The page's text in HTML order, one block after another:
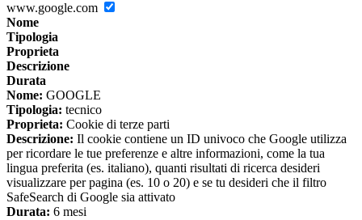
www.google.com
Nome
Tipologia
Proprieta
Descrizione
Durata
Nome: GOOGLE
Tipologia: tecnico
Proprieta: Cookie di terze parti
Descrizione: Il cookie contiene un ID univoco che Google utilizza
per ricordare le tue preferenze e altre informazioni, come la tua
lingua preferita (es. italiano), quanti risultati di ricerca desideri
visualizzare per pagina (es. 10 o 20) e se tu desideri che il filtro
SafeSearch di Google sia attivato
Durata: 6 mesi